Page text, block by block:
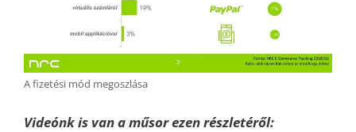
A fizetési mód megoszlása
Videónk is van a műsor ezen részletéről: